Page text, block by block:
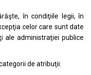
în condiţiile legii, în
celor care sunt date
ale administraţiei publice
de atribuţii: